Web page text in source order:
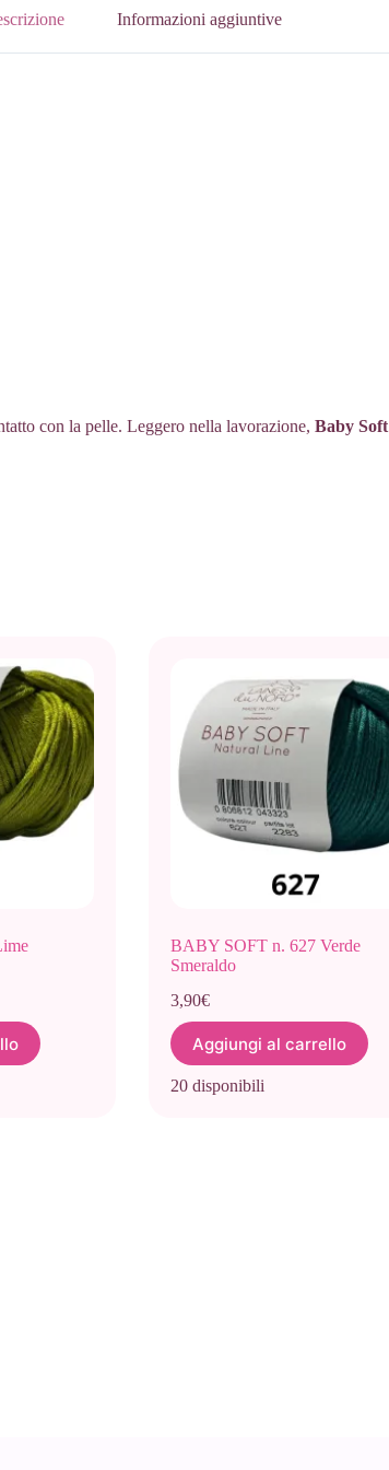
Informazioni aggiuntive
con la pelle. Leggero nella lavorazione, Baby Soft
BABY SOFT n. 627 Verde
Smeraldo
3,90€
Aggiungi al carrello
20 disponibili